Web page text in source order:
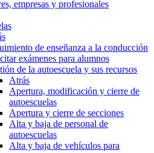
empresas y profesionales
de enseñanza a la conducción
exámenes para alumnos
de la autoescuela y sus recursos
Atrás
Apertura, modificación y cierre de
autoescuelas
Apertura y cierre de secciones
Alta y baja de personal de
autoescuelas
Alta y baja de vehículos para